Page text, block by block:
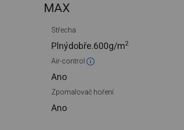
MAX
Střecha
Plnýdobře.600g/m2
Air-control
Ano
Zpomalovač hoření
Ano